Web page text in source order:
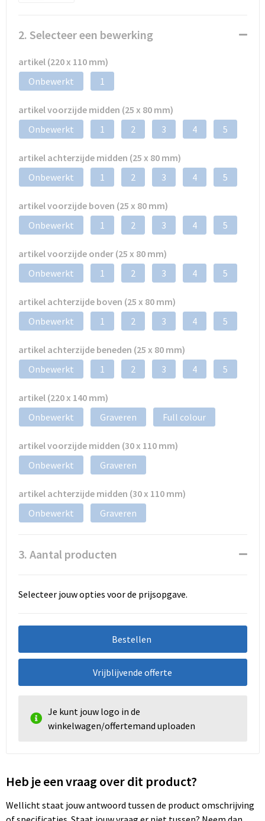
2. Selecteer een bewerking
artikel (220 x 110 mm)
Onbewerkt
1
artikel voorzijde midden (25 x 80 mm)
Onbewerkt
1 2 3 4 5
artikel achterzijde midden (25 x 80 mm)
Onbewerkt
1 2 3 4 5
artikel voorzijde boven (25 x 80 mm)
Onbewerkt
1 2 3 4 5
artikel voorzijde onder (25 x 80 mm)
Onbewerkt
1 2 3 4 5
artikel achterzijde boven (25 x 80 mm)
Onbewerkt
1 2 3 4 5
artikel achterzijde beneden (25 x 80 mm)
Onbewerkt
1 2 3 4 5
artikel (220 x 140 mm)
Onbewerkt
Graveren Full colour
artikel voorzijde midden (30 x 110 mm)
Onbewerkt
Graveren
artikel achterzijde midden (30 x 110 mm)
Onbewerkt
Graveren
3. Aantal producten
Selecteer jouw opties voor de prijsopgave.
Bestellen
Vrijblijvende offerte
Je kunt jouw logo in de
winkelwagen/offertemand uploaden
Heb je een vraag over dit product?
Wellicht staat jouw antwoord tussen de product omschrijving